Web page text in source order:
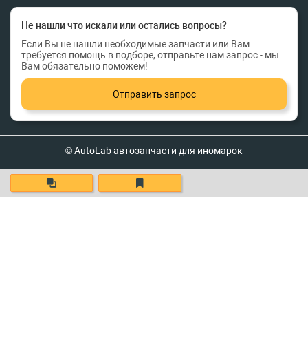
Не нашли что искали или остались вопросы?
Если Вы не нашли необходимые запчасти или Вам
требуется помощь в подборе, отправьте нам запрос - мы
Вам обязательно поможем!
Отправить запрос
© AutoLab автозапчасти для иномарок